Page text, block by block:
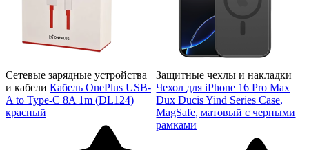
Сетевые зарядные устройства
и кабели Кабель OnePlus USB-
A to Type-C 8A 1m (DL124)
красный
Защитные чехлы и накладки
Чехол для iPhone 16 Pro Max
Dux Ducis Yind Series Case,
MagSafe, матовый с черными
рамками